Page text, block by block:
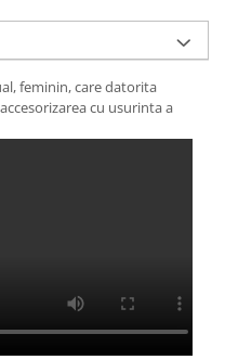
feminin, care datorita
cu usurinta a